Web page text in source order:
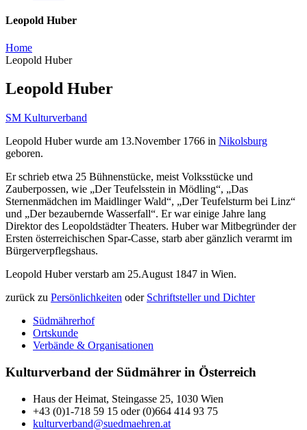
Leopold Huber
Home
Leopold Huber
Leopold Huber
SM Kulturverband
Leopold Huber wurde am 13.November 1766 in Nikolsburg
geboren.
Er schrieb etwa 25 Bühnenstücke, meist Volksstücke und
Zauberpossen, wie „Der Teufelsstein in Mödling“, „Das
Sternenmädchen im Maidlinger Wald“, „Der Teufelsturm bei Linz“
und „Der bezaubernde Wasserfall“. Er war einige Jahre lang
Direktor des Leopoldstädter Theaters. Huber war Mitbegründer der
Ersten österreichischen Spar-Casse, starb aber gänzlich verarmt im
Bürgerverpflegshaus.
Leopold Huber verstarb am 25.August 1847 in Wien.
zurück zu Persönlichkeiten oder Schriftsteller und Dichter
Südmährerhof
Ortskunde
Verbände & Organisationen
Kulturverband der Südmährer in Österreich
Haus der Heimat, Steingasse 25, 1030 Wien
+43 (0)1-718 59 15 oder (0)664 414 93 75
kulturverband@suedmaehren.at